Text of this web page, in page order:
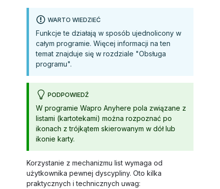
WARTO WIEDZIEĆ
Funkcje te działają w sposób ujednolicony w
całym programie. Więcej informacji na ten
temat znajduje się w rozdziale "Obsługa
programu".
PODPOWIEDŹ
W programie Wapro Anyhere pola związane z
listami (kartotekami) można rozpoznać po
ikonach z trójkątem skierowanym w dół lub
ikonie karty.
Korzystanie z mechanizmu list wymaga od
użytkownika pewnej dyscypliny. Oto kilka
praktycznych i technicznych uwag: